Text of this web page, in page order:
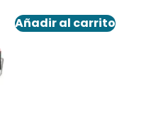
Añadir al carrito